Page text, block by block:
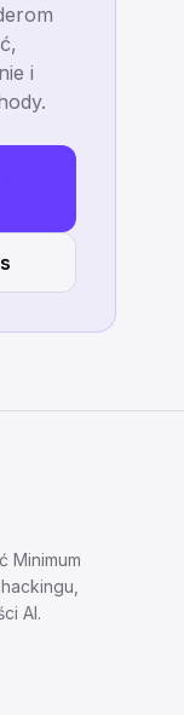
i
Minimum
AI.